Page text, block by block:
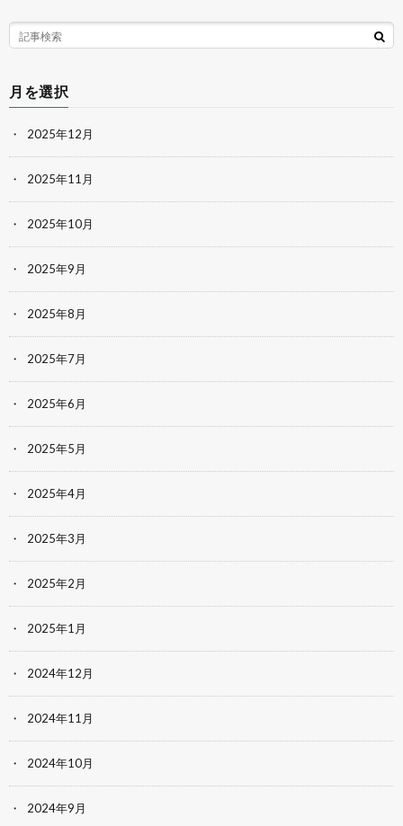
月を選択
2025年12月
2025年11月
2025年10月
2025年9月
2025年8月
2025年7月
2025年6月
2025年5月
2025年4月
2025年3月
2025年2月
2025年1月
2024年12月
2024年11月
2024年10月
2024年9月